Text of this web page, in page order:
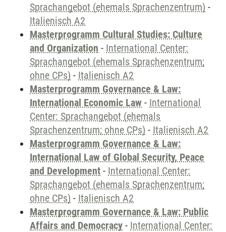
Sprachangebot (ehemals Sprachenzentrum) -
Italienisch A2
Masterprogramm Cultural Studies: Culture
and Organization - International Center:
Sprachangebot (ehemals Sprachenzentrum;
ohne CPs) - Italienisch A2
Masterprogramm Governance & Law:
International Economic Law - International
Center: Sprachangebot (ehemals
Sprachenzentrum; ohne CPs) - Italienisch A2
Masterprogramm Governance & Law:
International Law of Global Security, Peace
and Development - International Center:
Sprachangebot (ehemals Sprachenzentrum;
ohne CPs) - Italienisch A2
Masterprogramm Governance & Law: Public
Affairs and Democracy - International Center: